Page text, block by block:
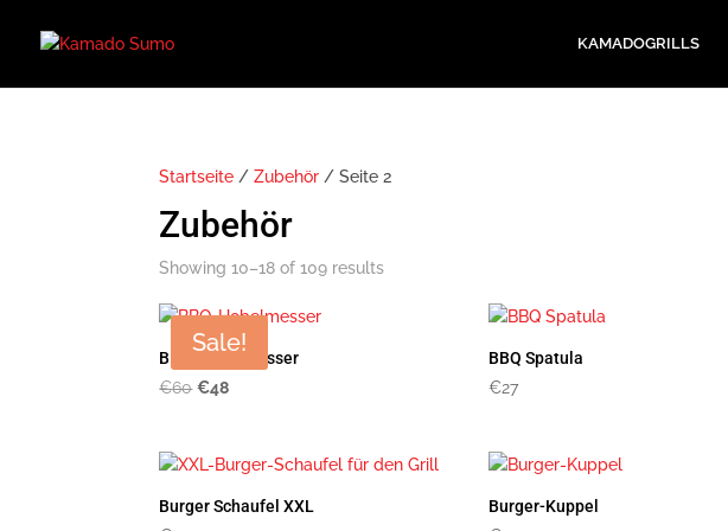
KAMADOGRILLS
Startseite /Zubehör / Seite 2
Zubehör
Showing 10–18 of 109 results
Sale!
BBQ-Hobelmesser
€60 Original
€60.
€48Current
€48.
BBQ Spatula
€27
Burger Schaufel XXL
Burger-Kuppel